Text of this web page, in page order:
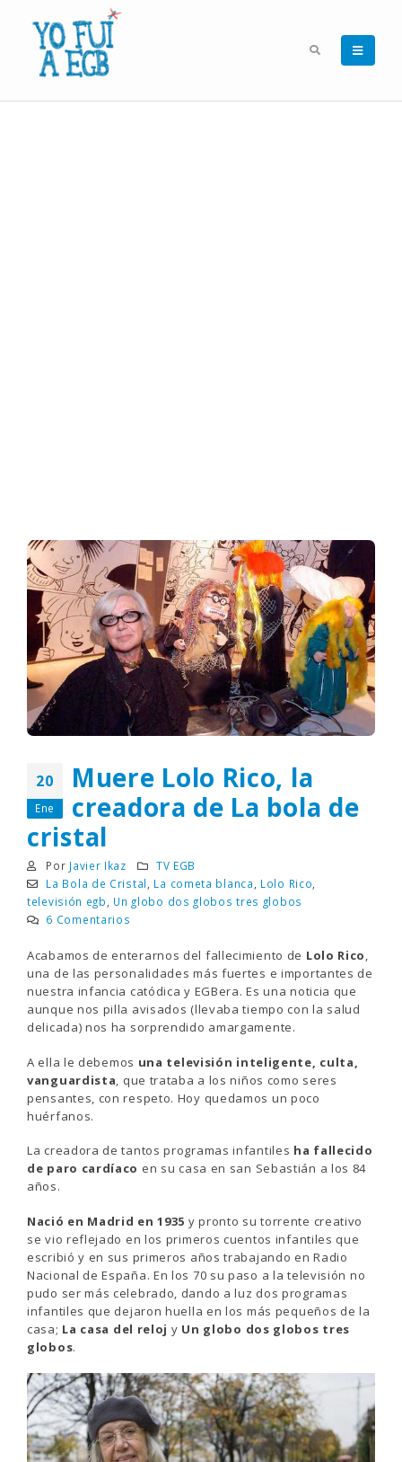
20
Ene
Muere Lolo Rico, la
creadora de La bola de
cristal
Por Javier Ikaz
TV EGB
La Bola de Cristal, La cometa blanca, Lolo Rico,
televisión egb, Un globo dos globos tres globos
6 Comentarios
Acabamos de enterarnos del fallecimiento de Lolo Rico,
una de las personalidades más fuertes e importantes de
nuestra infancia catódica y EGBera. Es una noticia que
aunque nos pilla avisados (llevaba tiempo con la salud
delicada) nos ha sorprendido amargamente.
A ella le debemos una televisión inteligente, culta,
vanguardista, que trataba a los niños como seres
pensantes, con respeto. Hoy quedamos un poco
huérfanos.
La creadora de tantos programas infantiles ha fallecido
de paro cardíaco en su casa en san Sebastián a los 84
años.
Nació en Madrid en 1935 y pronto su torrente creativo
se vio reflejado en los primeros cuentos infantiles que
escribió y en sus primeros años trabajando en Radio
Nacional de España. En los 70 su paso a la televisión no
pudo ser más celebrado, dando a luz dos programas
infantiles que dejaron huella en los más pequeños de la
casa; La casa del reloj y Un globo dos globos tres
globos.